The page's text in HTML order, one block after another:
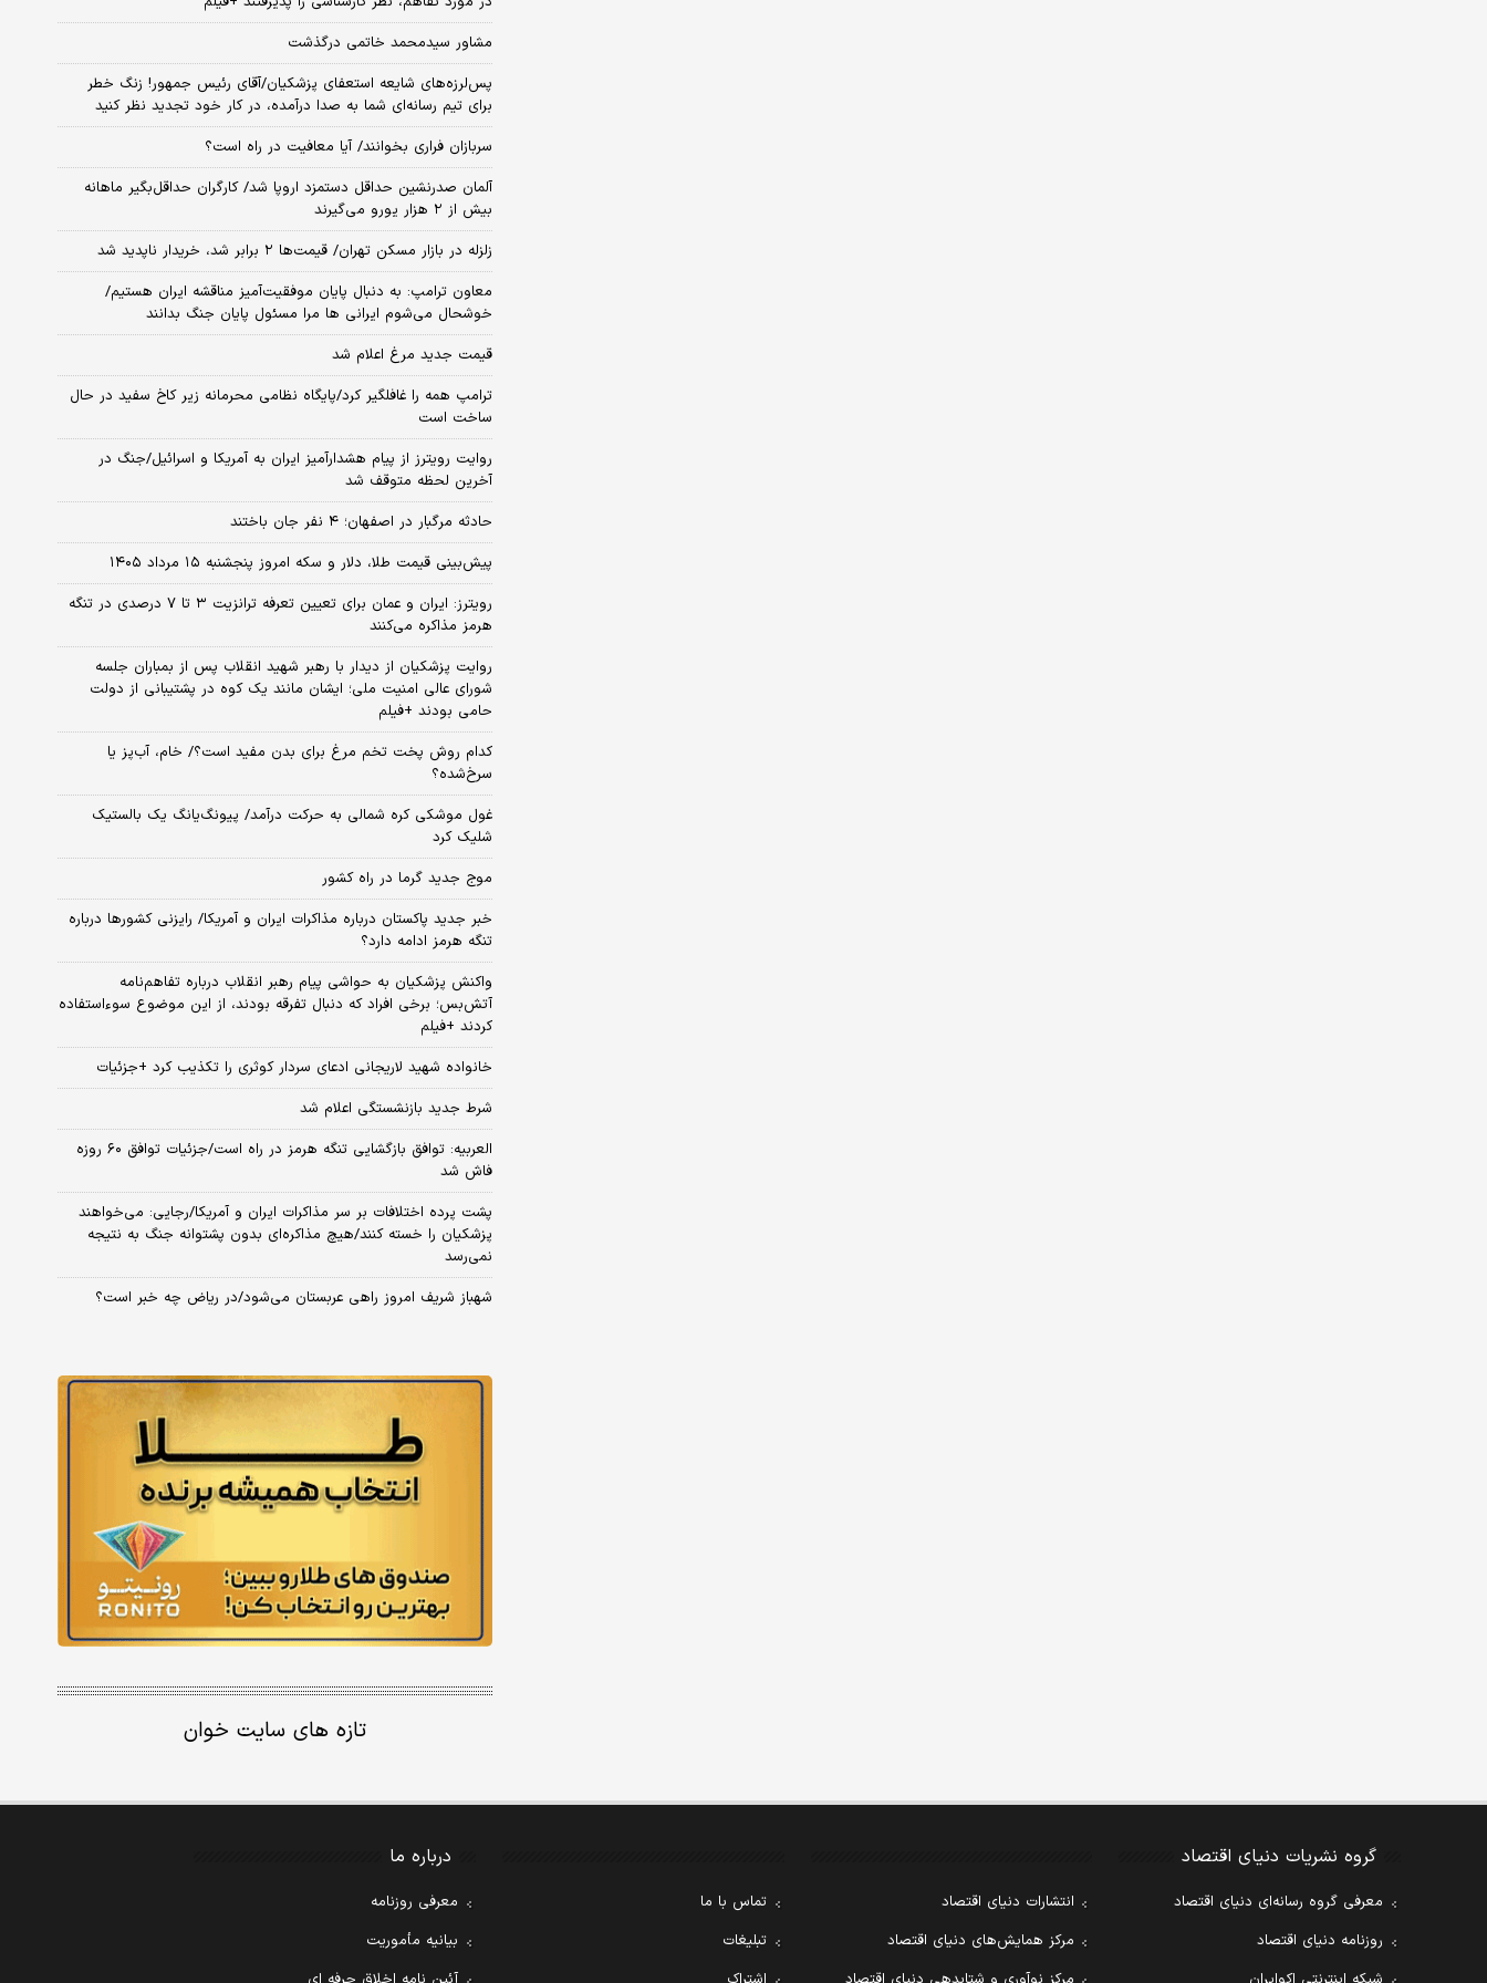
مشاور سیدمحمد خاتمی درگذشت
پس‌لرزه‌های شایعه استعفای پزشکیان/آقای رئیس جمهور! زنگ خطر
برای تیم رسانه‌ای شما به صدا درآمده، در کار خود تجدید نظر کنید
سربازان فراری بخوانند/ آیا معافیت در راه است؟
آلمان صدرنشین حداقل دستمزد اروپا شد/ کارگران حداقل‌بگیر ماهانه
بیش از ۲ هزار یورو می‌گیرند
زلزله در بازار مسکن تهران/ قیمت‌ها ۲ برابر شد، خریدار ناپدید شد
معاون ترامپ: به دنبال پایان موفقیت‌آمیز مناقشه ایران هستیم/
خوشحال می‌شوم ایرانی ها مرا مسئول پایان جنگ بدانند
قیمت جدید مرغ اعلام شد
ترامپ همه را غافلگیر کرد/پایگاه نظامی محرمانه زیر کاخ سفید در حال
ساخت است
روایت رویترز از پیام هشدارآمیز ایران به آمریکا و اسرائیل/جنگ در
آخرین لحظه متوقف شد
حادثه مرگبار در اصفهان؛ ۴ نفر جان باختند
پیش‌بینی قیمت طلا، دلار و سکه امروز پنجشنبه ۱۵ مرداد ۱۴۰۵
رویترز: ایران و عمان برای تعیین تعرفه ترانزیت ۳ تا ۷ درصدی در تنگه
هرمز مذاکره می‌کنند
روایت پزشکیان از دیدار با رهبر شهید انقلاب پس از بمباران جلسه
شورای عالی امنیت ملی؛ ایشان مانند یک کوه در پشتیبانی از دولت
حامی بودند +فیلم
کدام روش پخت تخم مرغ برای بدن مفید است؟/ خام، آب‌پز یا
سرخ‌شده؟
غول موشکی کره شمالی به حرکت درآمد/ پیونگ‌یانگ یک بالستیک
شلیک کرد
موج جدید گرما در راه کشور
خبر جدید پاکستان درباره مذاکرات ایران و آمریکا/ رایزنی کشورها درباره
تنگه هرمز ادامه دارد؟
واکنش پزشکیان به حواشی پیام رهبر انقلاب درباره تفاهم‌نامه
آتش‌بس؛ برخی افراد که دنبال تفرقه بودند، از این موضوع سوءاستفاده
کردند +فیلم
خانواده شهید لاریجانی ادعای سردار کوثری را تکذیب کرد +جزئیات
شرط جدید بازنشستگی اعلام شد
العربیه: توافق بازگشایی تنگه هرمز در راه است/جزئیات توافق ۶۰ روزه
فاش شد
پشت پرده اختلافات بر سر مذاکرات ایران و آمریکا/رجایی: می‌خواهند
پزشکیان را خسته کنند/هیچ مذاکره‌ای بدون پشتوانه جنگ به نتیجه
نمی‌رسد
شهباز شریف امروز راهی عربستان می‌شود/در ریاض چه خبر است؟
تازه های سایت خوان
گروه نشریات دنیای اقتصاد
معرفی گروه رسانه‌ای دنیای اقتصاد
روزنامه دنیای اقتصاد
انتشارات دنیای اقتصاد
مرکز همایش‌های دنیای اقتصاد
تماس با ما
تبلیغات
درباره ما
معرفی روزنامه
بیانیه مأموریت